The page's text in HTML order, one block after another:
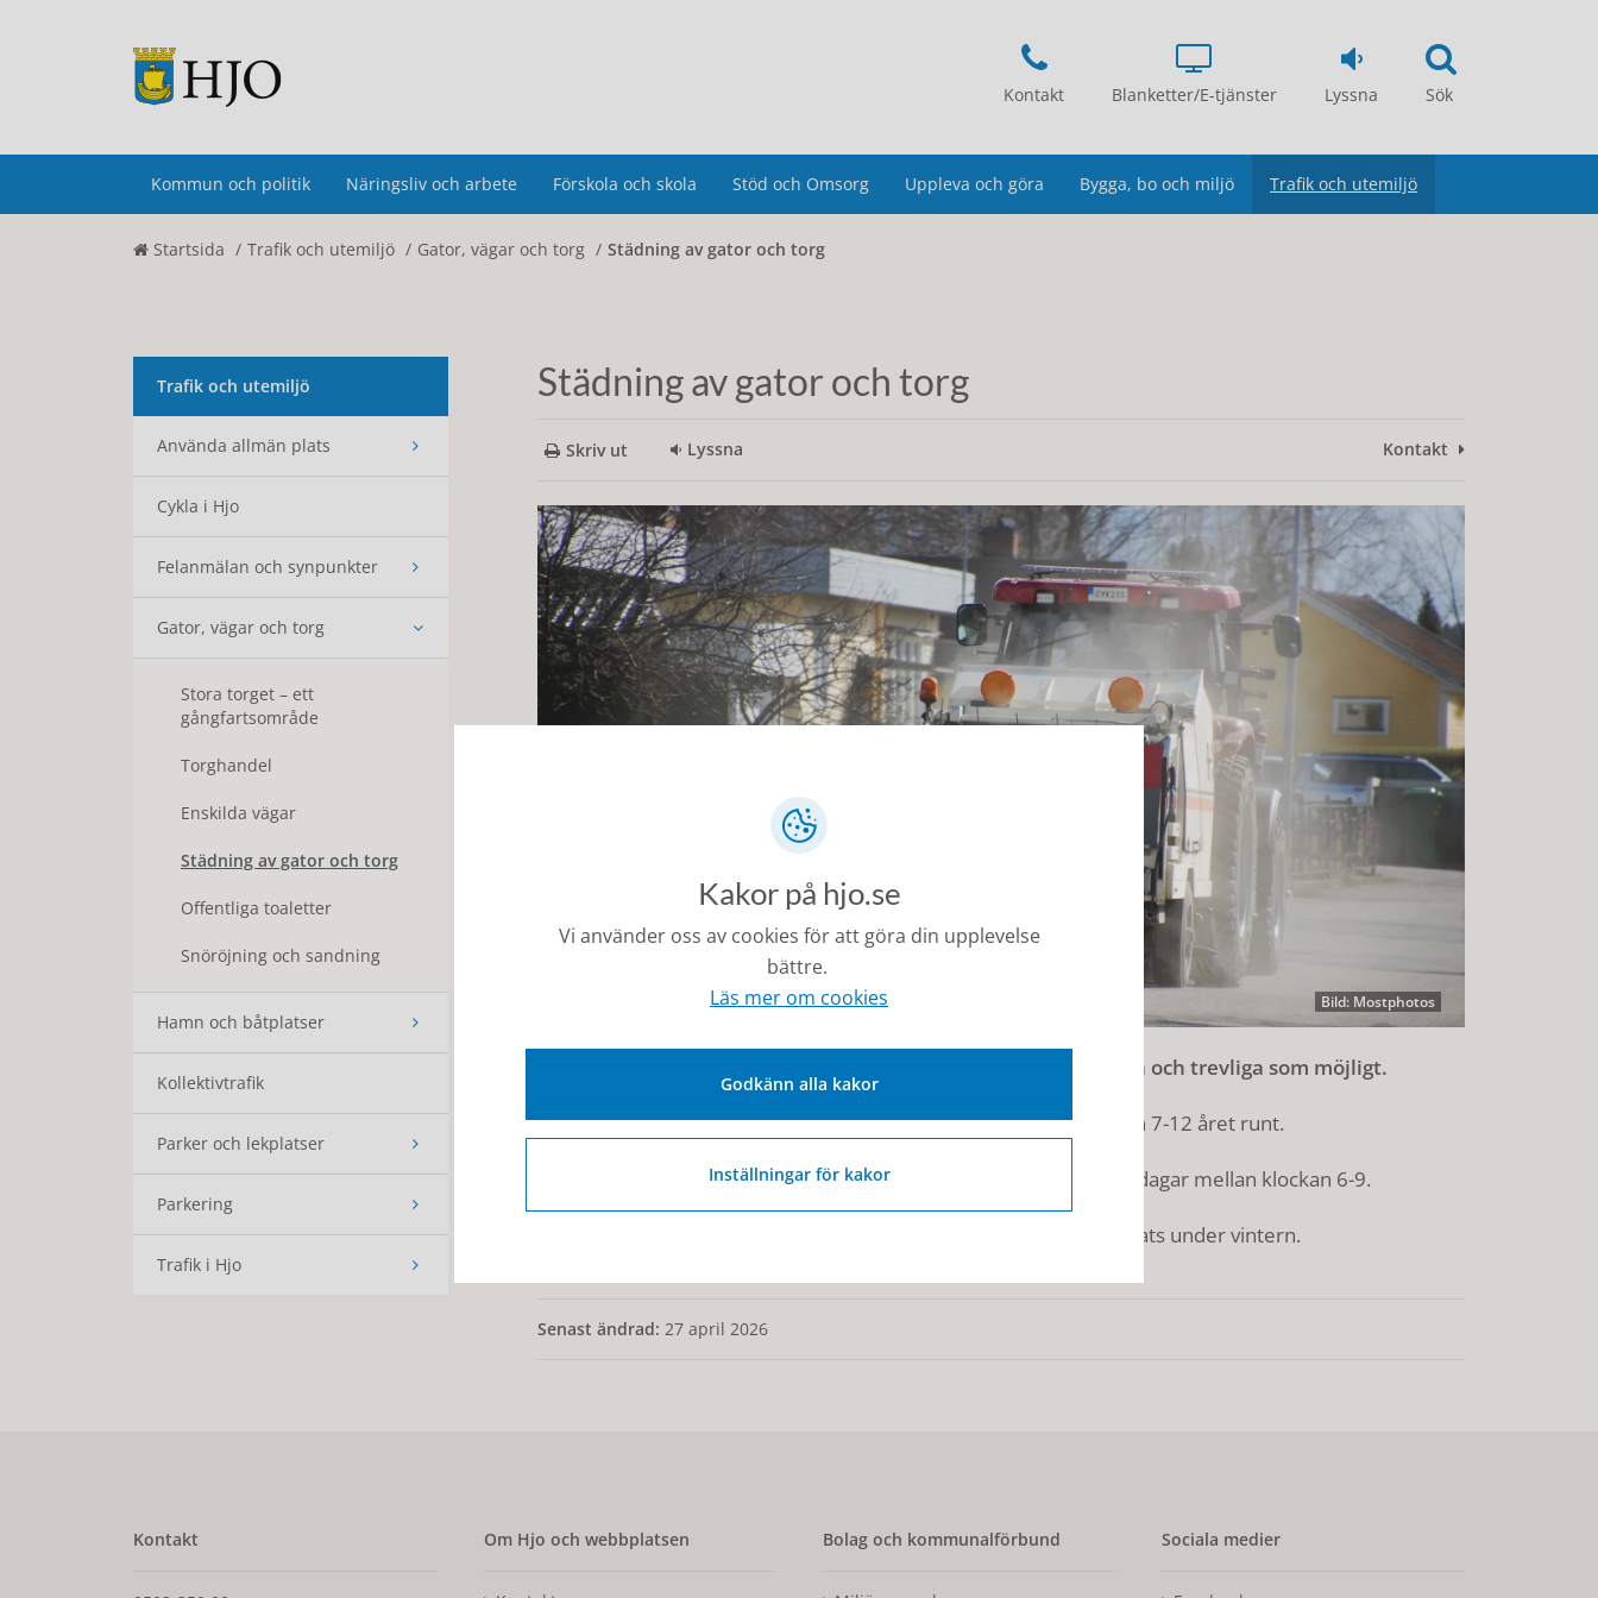
Kontakt Blanketter/E-tjänster Lyssna Sök
Kommun och politik Näringsliv och arbete Förskola och skola Stöd och Omsorg Uppleva och göra Bygga, bo och miljö Trafik och utemiljö
Startsida Trafik och utemiljö Gator, vägar och torg Städning av gator och torg
Trafik och utemiljö
Använda allmän plats
Cykla i Hjo
Felanmälan och synpunkter
Gator, vägar och torg
Stora torget – ett
gångfartsområde
Torghandel
Enskilda vägar
Städning av gator och torg
Offentliga toaletter
Snöröjning och sandning
Hamn och båtplatser
Kollektivtrafik
Parker och lekplatser
Parkering
Trafik i Hjo
Städning av gator och torg
Skriv ut Lyssna Kontakt
Bild: Mostphotos
Vår målsättning är att våra gator och torg ska upplevas så rena och trevliga som möjligt.
Vi städar i staden varje måndag, onsdag och fredag mellan klockan 7-12 året runt.
Under perioden juni till augusti städar vi även på lördagar och söndagar mellan klockan 6-9.
Under våren sker sandupptagning/sandsopning på ytor som sandats under vintern.
Senast ändrad: 27 april 2026
Kontakt Om Hjo och webbplatsen Bolag och kommunalförbund Sociala medier
Kakor på hjo.se
Vi använder oss av cookies för att göra din upplevelse
bättre.
Läs mer om cookies
Godkänn alla kakor
Inställningar för kakor